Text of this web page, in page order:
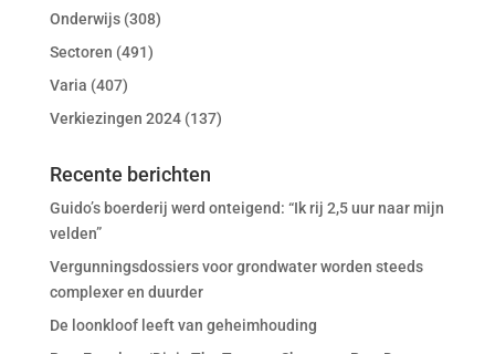
Onderwijs(308)
Sectoren (491)
Varia (407)
Verkiezingen 2024(137)
Recente berichten
Guido’s boerderij werd onteigend: “Ik rij 2,5 uur naar mijn
velden”
Vergunningsdossiers voor grondwater worden steeds
complexer en duurder
De loonkloof leeft van geheimhouding